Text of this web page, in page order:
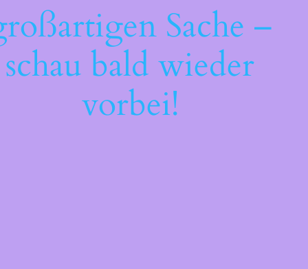
Sache –
schau bald wieder
vorbei!